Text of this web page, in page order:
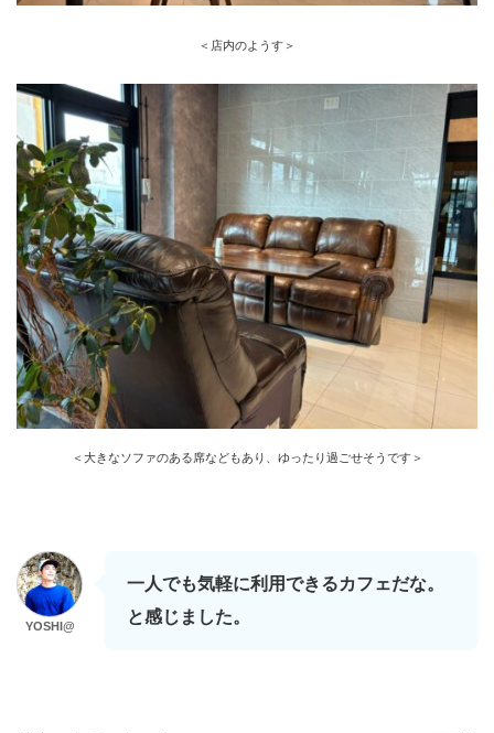
＜店内のようす＞
＜大きなソファのある席などもあり、ゆったり過ごせそうです＞
YOSHI@
一人でも気軽に利用できるカフェだな。
と感じました。